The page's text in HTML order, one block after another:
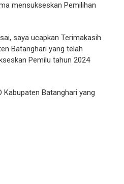
mensukseskan Pemilihan
saya ucapkan Terimakasih
Batanghari yang telah
Pemilu tahun 2024
Kabupaten Batanghari yang